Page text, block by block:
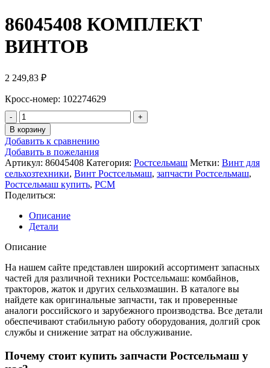
86045408 КОМПЛЕКТ
ВИНТОВ
2 249,83 ₽
Кросс-номер: 102274629
Количество
товара
86045408
КОМПЛЕКТ
ВИНТОВ
В корзину
Добавить к сравнению
Добавить в пожелания
Артикул: 86045408 Категория: Ростсельмаш Метки: Винт для
сельхозтехники, Винт Ростсельмаш, запчасти Ростсельмаш,
Ростсельмаш купить, РСМ
Поделиться:
Описание
Детали
Описание
На нашем сайте представлен широкий ассортимент запасных
частей для различной техники Ростсельмаш: комбайнов,
тракторов, жаток и других сельхозмашин. В каталоге вы
найдете как оригинальные запчасти, так и проверенные
аналоги российского и зарубежного производства. Все детали
обеспечивают стабильную работу оборудования, долгий срок
службы и снижение затрат на обслуживание.
Почему стоит купить запчасти Ростсельмаш у